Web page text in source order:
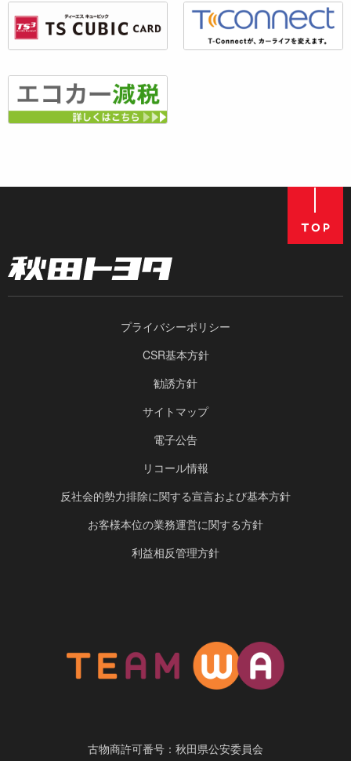
プライバシーポリシー
CSR基本方針
勧誘方針
サイトマップ
電子公告
リコール情報
反社会的勢力排除に関する宣言および基本方針
お客様本位の業務運営に関する方針
利益相反管理方針
古物商許可番号：秋田県公安委員会